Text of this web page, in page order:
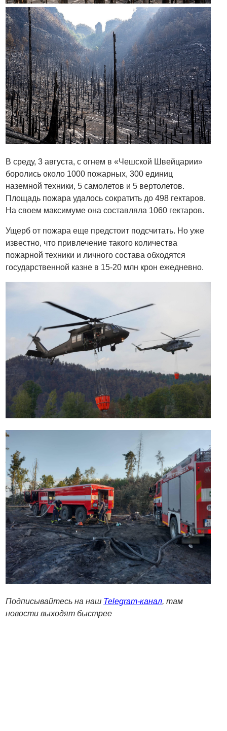
В среду, 3 августа, с огнем в «Чешской Швейцарии»
боролись около 1000 пожарных, 300 единиц
наземной техники, 5 самолетов и 5 вертолетов.
Площадь пожара удалось сократить до 498 гектаров.
На своем максимуме она составляла 1060 гектаров.
Ущерб от пожара еще предстоит подсчитать. Но уже
известно, что привлечение такого количества
пожарной техники и личного состава обходятся
государственной казне в 15-20 млн крон ежедневно.
Подписывайтесь на наш Telegram-канал, там
новости выходят быстрее